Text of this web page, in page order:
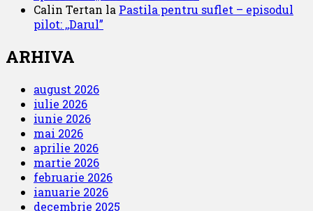
Calin Tertan la Pastila pentru suflet – episodul
pilot: ,,Darul”
ARHIVA
august 2026
iulie 2026
iunie 2026
mai 2026
aprilie 2026
martie 2026
februarie 2026
ianuarie 2026
decembrie 2025